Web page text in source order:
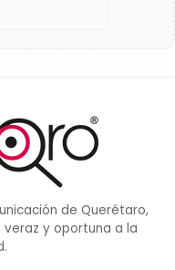
de Querétaro,
y oportuna a la